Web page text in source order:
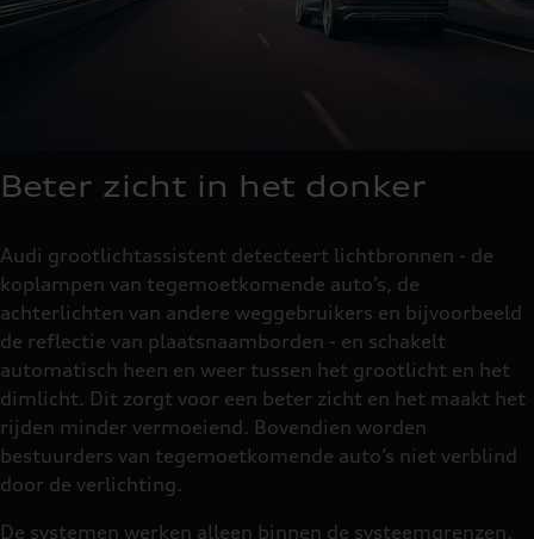
Beter zicht in het donker
Audi grootlichtassistent detecteert lichtbronnen - de
koplampen van tegemoetkomende auto’s, de
achterlichten van andere weggebruikers en bijvoorbeeld
de reflectie van plaatsnaamborden - en schakelt
automatisch heen en weer tussen het grootlicht en het
dimlicht. Dit zorgt voor een beter zicht en het maakt het
rijden minder vermoeiend. Bovendien worden
bestuurders van tegemoetkomende auto’s niet verblind
door de verlichting.
De systemen werken alleen binnen de systeemgrenzen.